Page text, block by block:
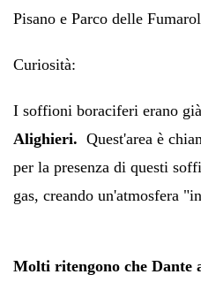
Pisano e Parco delle
Curiosità:
I soffioni boraciferi erano
Alighieri. Quest'area è
per la presenza di questi
gas, creando un'atmosfera
Molti ritengono che Dante